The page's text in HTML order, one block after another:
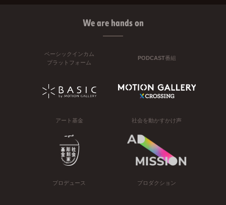
We are hands on
ベーシックインカム
プラットフォーム
PODCAST番組
アート基金 社会を動かすかけ声
プロデュース プロダクション